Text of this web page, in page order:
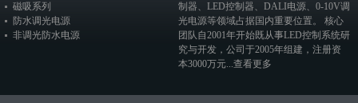
磁吸系列
防水调光电源
非调光防水电源
制器、 LED控制器、 DALI电源、 0-10V调
光电源等领域占据国内重要位置。 核心
团队自2001年开始既从事LED控制系统研
究与开发，公司于2005年组建，注册资
本3000万元...查看更多